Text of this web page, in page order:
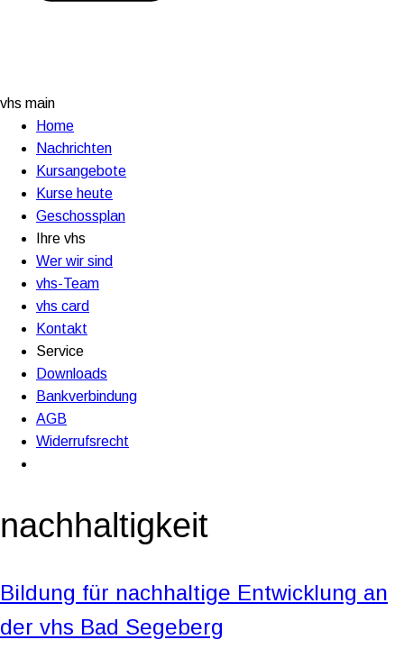
vhs main
Home
Nachrichten
Kursangebote
Kurse heute
Geschossplan
Ihre vhs
Wer wir sind
vhs-Team
vhs card
Kontakt
Service
Downloads
Bankverbindung
AGB
Widerrufsrecht
nachhaltigkeit
Bildung für nachhaltige Entwicklung an
der vhs Bad Segeberg